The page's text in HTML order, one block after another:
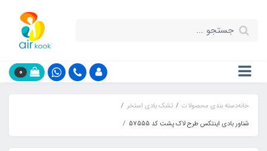
0
خانهدسته بندی محصولات
تشک بادی استخر
شناور بادی اینتکس طرح لاک پشت کد 57555